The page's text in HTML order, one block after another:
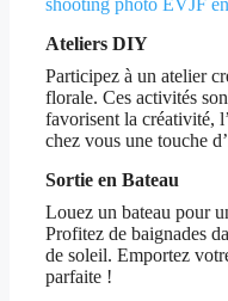
shooting photo EVJF
Ateliers DIY
Participez à un atelier
florale. Ces activités
favorisent la créativité,
chez vous une touche
Sortie en Bateau
Louez un bateau pour
Profitez de baignades
de soleil. Emportez
parfaite !